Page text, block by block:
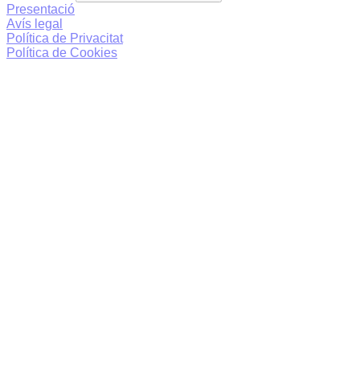
Presentació
Avís legal
Política de Privacitat
Política de Cookies